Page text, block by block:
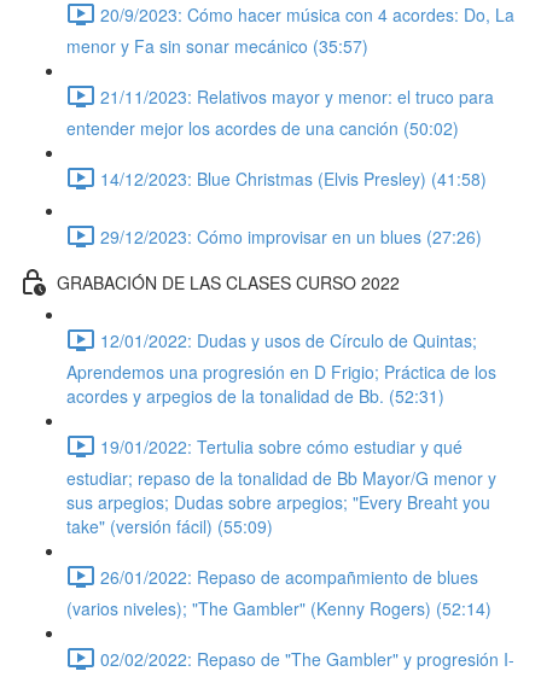
20/9/2023: Cómo hacer música con 4 acordes: Do, La
menor y Fa sin sonar mecánico (35:57)
21/11/2023: Relativos mayor y menor: el truco para
entender mejor los acordes de una canción (50:02)
14/12/2023: Blue Christmas (Elvis Presley) (41:58)
29/12/2023: Cómo improvisar en un blues (27:26)
GRABACIÓN DE LAS CLASES CURSO 2022
12/01/2022: Dudas y usos de Círculo de Quintas;
Aprendemos una progresión en D Frigio; Práctica de los
acordes y arpegios de la tonalidad de Bb. (52:31)
19/01/2022: Tertulia sobre cómo estudiar y qué
estudiar; repaso de la tonalidad de Bb Mayor/G menor y
sus arpegios; Dudas sobre arpegios; "Every Breaht you
take" (versión fácil) (55:09)
26/01/2022: Repaso de acompañmiento de blues
(varios niveles); "The Gambler" (Kenny Rogers) (52:14)
02/02/2022: Repaso de "The Gambler" y progresión I-